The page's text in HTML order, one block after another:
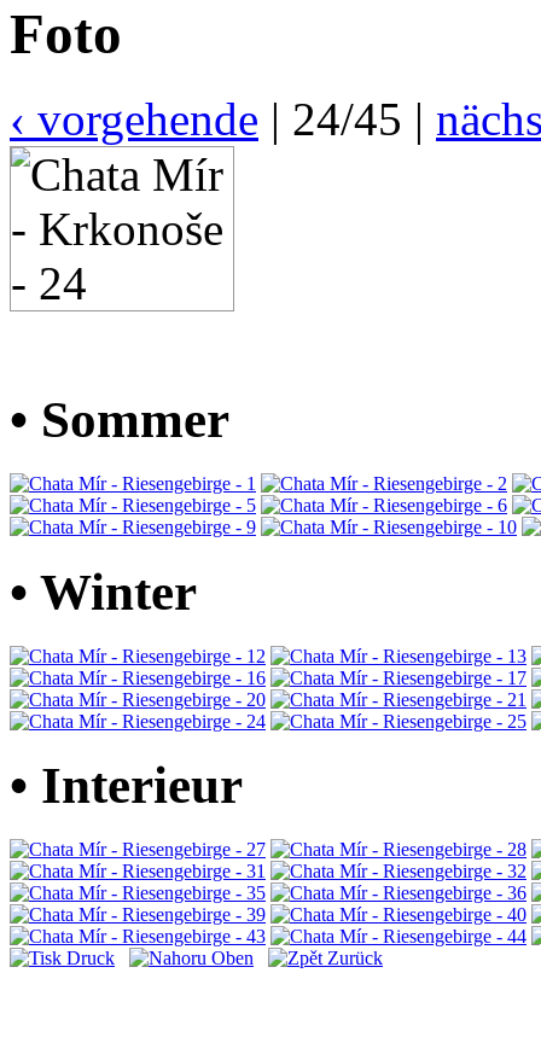
Foto
‹ vorgehende | 24/45 |
• Sommer
• Winter
• Interieur
Druck Oben Zurück